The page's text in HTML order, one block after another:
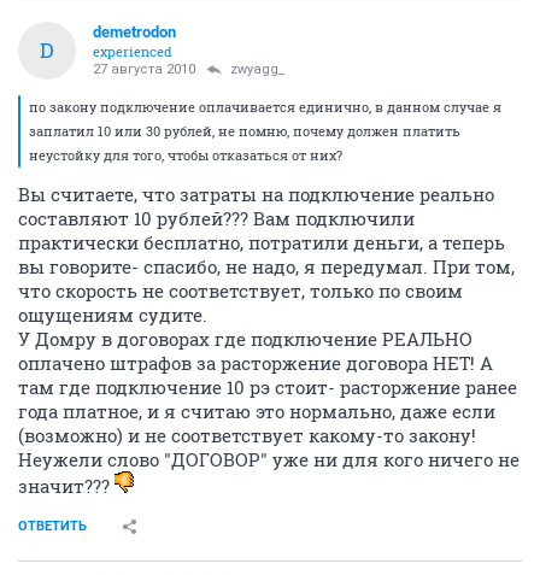
D
demetrodon
experienced
27 августа 2010 zwyagg_
по закону подключение оплачивается единично, в данном случае я
заплатил 10 или 30 рублей, не помню, почему должен платить
неустойку для того, чтобы отказаться от них?
Вы считаете, что затраты на подключение реально
составляют 10 рублей??? Вам подключили
практически бесплатно, потратили деньги, а теперь
вы говорите- спасибо, не надо, я передумал. При том,
что скорость не соответствует, только по своим
ощущениям судите.
У Домру в договорах где подключение РЕАЛЬНО
оплачено штрафов за расторжение договора НЕТ! А
там где подключение 10 рэ стоит- расторжение ранее
года платное, и я считаю это нормально, даже если
(возможно) и не соответствует какому-то закону!
Неужели слово "ДОГОВОР" уже ни для кого ничего не
значит???
ОТВЕТИТЬ